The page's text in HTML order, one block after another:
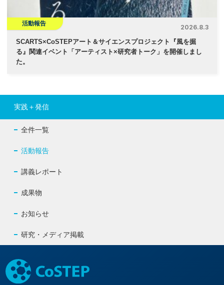
活動報告
2026.8.3
SCARTS×CoSTEPアート＆サイエンスプロジェクト『風を掘
る』関連イベント「アーティスト×研究者トーク」を開催しまし
た。
実践＋発信
全件一覧
活動報告
講義レポート
成果物
お知らせ
研究・メディア掲載